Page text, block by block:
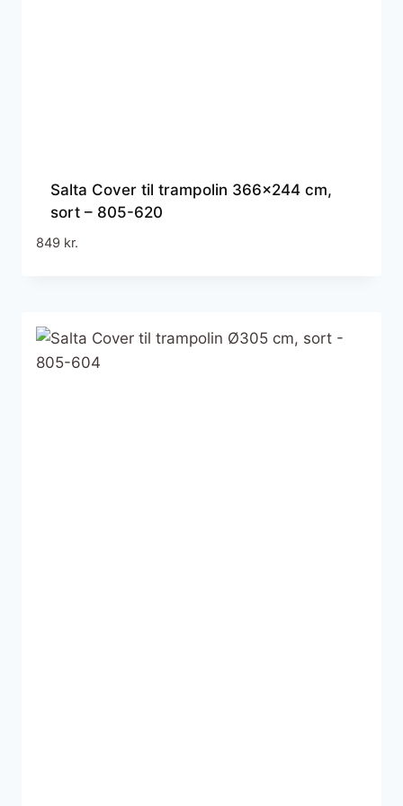
Salta Cover til trampolin 366×244 cm,
sort – 805-620
849 kr.